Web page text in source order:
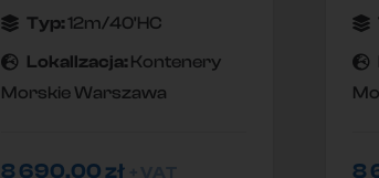
Typ:12m/40'HC
Lokallzacja: Kontenery
Morskie Warszawa
8 690,00zł 8